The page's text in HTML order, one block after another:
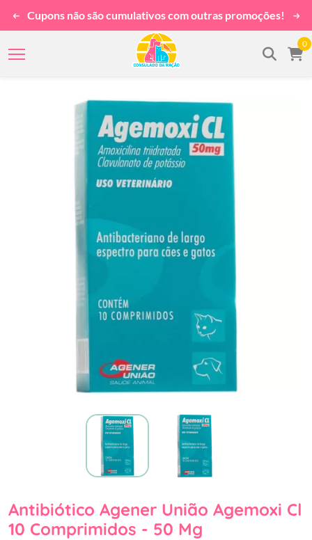
Cupons não são cumulativos com outras promoções!
0
Antibiótico Agener União Agemoxi Cl
10 Comprimidos - 50 Mg